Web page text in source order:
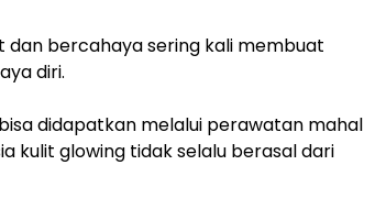
dan bercahaya sering kali membuat
diri.
didapatkan melalui perawatan mahal
kulit glowing tidak selalu berasal dari